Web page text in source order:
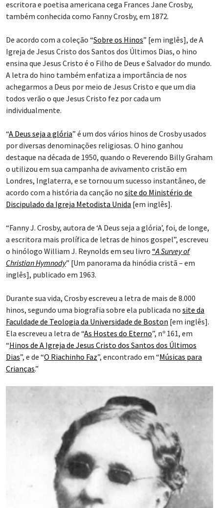
escritora e poetisa americana cega Frances Jane Crosby,
também conhecida como Fanny Crosby, em 1872.
De acordo com a coleção “Sobre os Hinos” [em inglês], de A
Igreja de Jesus Cristo dos Santos dos Últimos Dias, o hino
ensina que Jesus Cristo é o Filho de Deus e Salvador do mundo.
A letra do hino também enfatiza a importância de nos
achegarmos a Deus por meio de Jesus Cristo e que um dia
todos verão o que Jesus Cristo fez por cada um
individualmente.
“A Deus seja a glória” é um dos vários hinos de Crosby usados
por diversas denominações religiosas. O hino ganhou
destaque na década de 1950, quando o Reverendo Billy Graham
o utilizou em sua campanha de avivamento cristão em
Londres, Inglaterra, e se tornou um sucesso instantâneo, de
acordo com a história da canção no site do Ministério de
Discipulado da Igreja Metodista Unida [em inglês].
“Fanny J. Crosby, autora de ‘A Deus seja a glória’, foi, de longe,
a escritora mais prolífica de letras de hinos gospel”, escreveu
o hinólogo William J. Reynolds em seu livro “A Survey of
Christian Hymnody” [Um panorama da hinódia cristã – em
inglês], publicado em 1963.
Durante sua vida, Crosby escreveu a letra de mais de 8.000
hinos, segundo uma biografia sobre ela publicada no site da
Faculdade de Teologia da Universidade de Boston [em inglês].
Ela escreveu a letra de “As Hostes do Eterno”, nº 161, em
“Hinos de A Igreja de Jesus Cristo dos Santos dos Últimos
Dias”, e de “O Riachinho Faz”, encontrado em “Músicas para
Crianças.”